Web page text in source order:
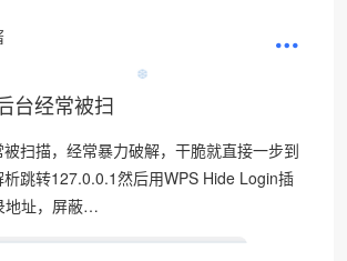
台经常被扫
扫描，经常暴力破解，干脆就直接一步到
跳转127.0.0.1然后用WPS Hide Login插
地址，屏蔽…